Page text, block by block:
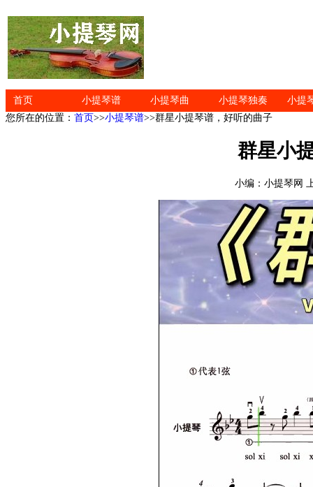
首页 小提琴谱 小提琴曲 小提琴独奏
小提
您所在的位置： 首页>>小提琴谱>>群星小提琴谱，好听的曲子
群星小
小编：小提琴网